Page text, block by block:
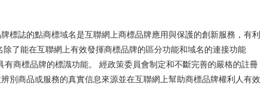
誌的點商標域名是互聯網上商標品牌應用與保護的創新服務，有利
了能在互聯網上有效發揮商標品牌的區分功能和域名的連接功能
有商標品牌的標識功能。 經政策委員會制定和不斷完善的嚴格的註冊
別商品或服務的真實信息來源並在互聯網上幫助商標品牌權利人有效